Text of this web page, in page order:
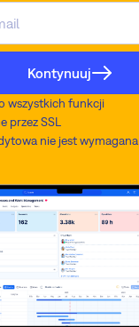
Kontynuuj
wszystkich funkcji
przez SSL
nie jest wymagana